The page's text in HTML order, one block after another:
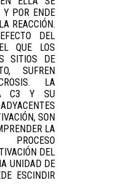
Y POR ENDE
REACCIÓN.
DEL
QUE LOS
SITIOS DE
SUFREN
LA
C3 Y SU
SON
LA
DEL
UNIDAD DE
ESCINDIR